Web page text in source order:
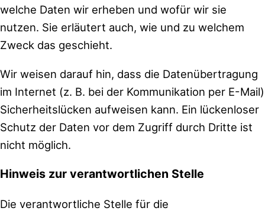
welche Daten wir erheben und wofür wir sie
nutzen. Sie erläutert auch, wie und zu welchem
Zweck das geschieht.
Wir weisen darauf hin, dass die Datenübertragung
im Internet (z. B. bei der Kommunikation per E-Mail)
Sicherheitslücken aufweisen kann. Ein lückenloser
Schutz der Daten vor dem Zugriff durch Dritte ist
nicht möglich.
Hinweis zur verantwortlichen Stelle
Die verantwortliche Stelle für die